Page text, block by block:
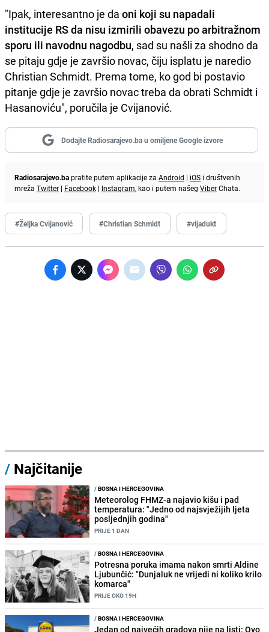
"Ipak, interesantno je da oni koji su napadali
institucije RS da nisu izmirili obavezu po arbitražnom
sporu ili navodnu nagodbu, sad su našli za shodno da
se pitaju gdje je završio novac, čiju isplatu je naredio
Christian Schmidt. Prema tome, ko god bi postavio
pitanje gdje je završio novac treba da obrati Schmidt i
Hasanoviću", poručila je Cvijanović.
Dodajte Radiosarajevo.ba u omiljene Google izvore
Radiosarajevo.bapratite putem aplikacije za Android | iOS i društvenih
mreža Twitter | Facebook | Instagram, kao i putem našeg ViberChata.
#Željka Cvijanović #Christian Schmidt #vijadukt
/ Najčitanije
/BOSNA I HERCEGOVINA
Meteorolog FHMZ-a najavio kišu i pad
temperatura: "Jedno od najsvježijih ljeta
posljednjih godina"
PRIJE 1 DAN
/BOSNA I HERCEGOVINA
Potresna poruka imama nakon smrti Aldine
Ljubunčić: "Dunjaluk ne vrijedi ni koliko krilo
komarca"
PRIJE OKO 19H
/BOSNA I HERCEGOVINA
Jedan od najvećih gradova nije na listi: Ovo